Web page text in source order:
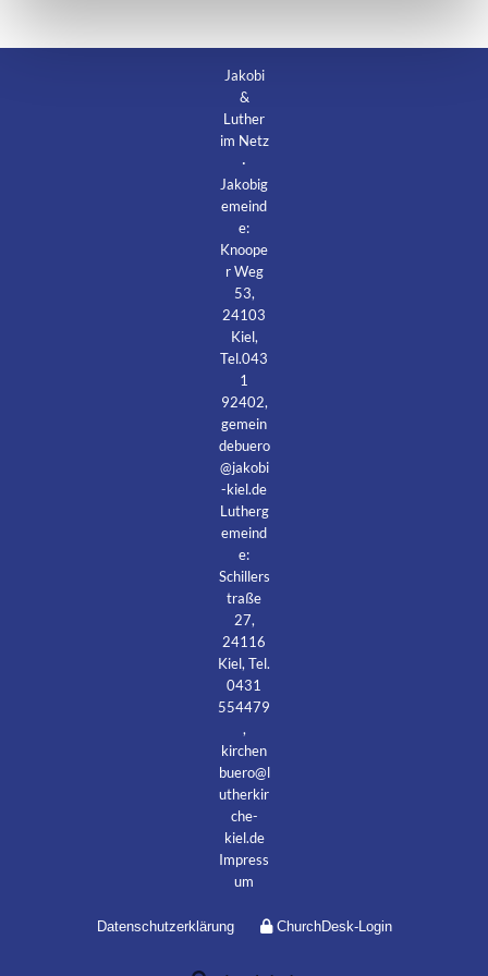
Jakobi
&
Luther
im Netz
·
Jakobig
emeind
e:
Knoope
r Weg
53,
24103
Kiel,
Tel.043
1
92402,
gemein
debuero
@jakobi
-kiel.de
Lutherg
emeind
e:
Schillers
traße
27,
24116
Kiel, Tel.
0431
554479
,
kirchen
buero@l
utherkir
che-
kiel.de
Impress
um
Datenschutzerklärung ChurchDesk-Login